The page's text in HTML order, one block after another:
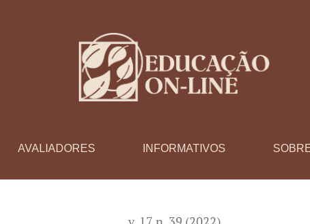
AVALIADORES INFORMATIVOS